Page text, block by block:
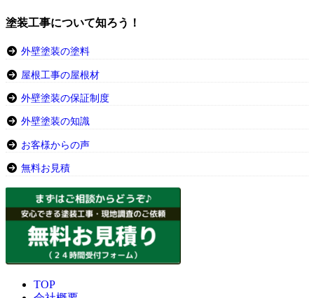
塗装工事について知ろう！
外壁塗装の塗料
屋根工事の屋根材
外壁塗装の保証制度
外壁塗装の知識
お客様からの声
無料お見積
TOP